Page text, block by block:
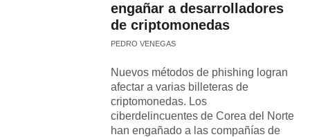
engañar a desarrolladores
de criptomonedas
PEDRO VENEGAS
Nuevos métodos de phishing logran
afectar a varias billeteras de
criptomonedas. Los
ciberdelincuentes de Corea del Norte
han engañado a las compañías de